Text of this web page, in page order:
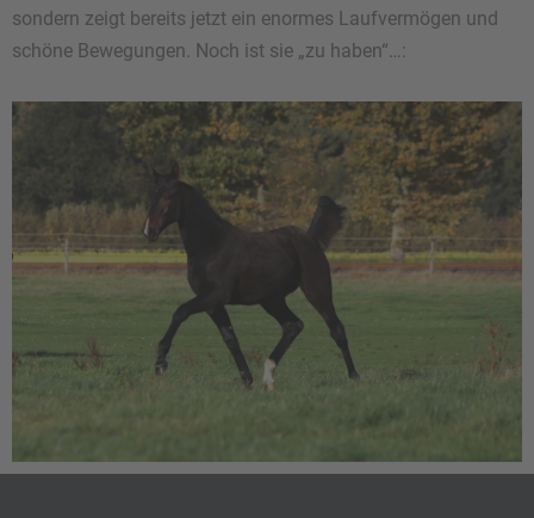
sondern zeigt bereits jetzt ein enormes Laufvermögen und
schöne Bewegungen. Noch ist sie „zu haben“…: